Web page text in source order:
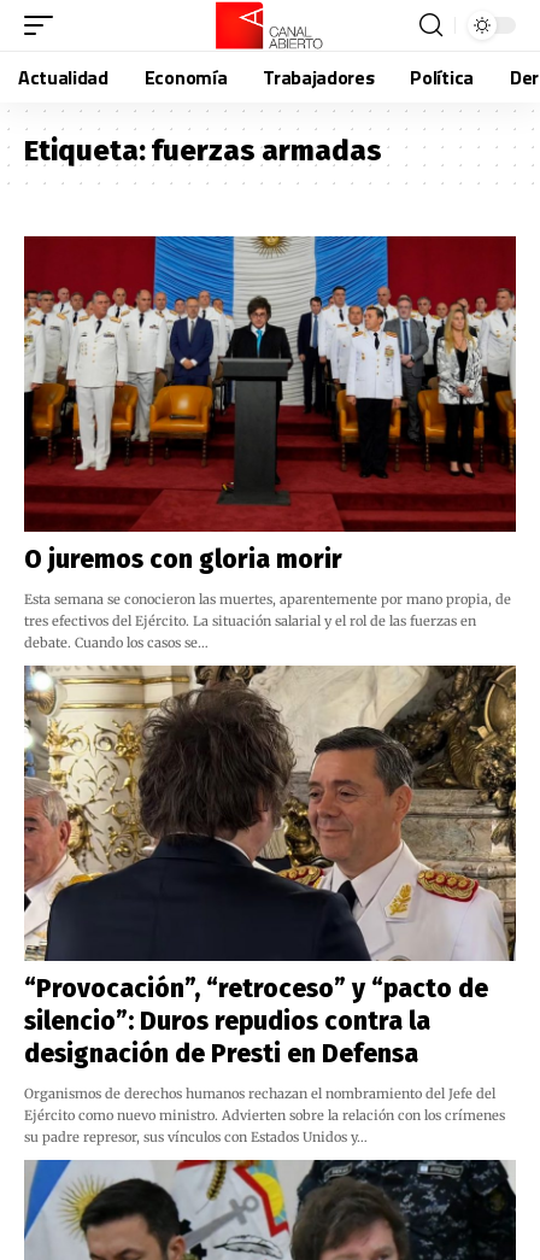
Actualidad Economía Trabajadores Política
Etiqueta:fuerzas armadas
O juremos con gloria morir
Esta semana se conocieron las muertes, aparentemente por mano propia, de
tres efectivos del Ejército. La situación salarial y el rol de las fuerzas en
debate. Cuando los casos se…
“Provocación”, “retroceso” y “pacto de
silencio”: Duros repudios contra la
designación de Presti en Defensa
Organismos de derechos humanos rechazan el nombramiento del Jefe del
Ejército como nuevo ministro. Advierten sobre la relación con los crímenes
su padre represor, sus vínculos con Estados Unidos y…